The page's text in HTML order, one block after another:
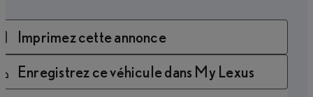
Imprimez cette annonce
Enregistrez ce véhicule dans My Lexus